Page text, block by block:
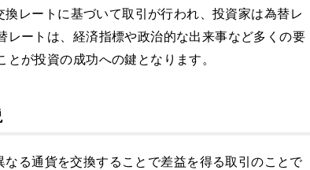
レートに基づいて取引が行われ、投資家は為替レ
ートは、経済指標や政治的な出来事など多くの要
が投資の成功への鍵となります。
なる通貨を交換することで差益を得る取引のことで